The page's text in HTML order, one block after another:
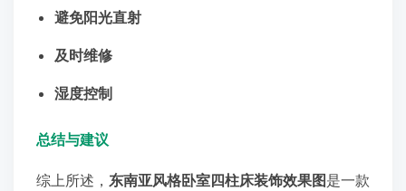
避免阳光直射
及时维修
湿度控制
总结与建议
综上所述， 东南亚风格卧室四柱床装饰效果图是一款